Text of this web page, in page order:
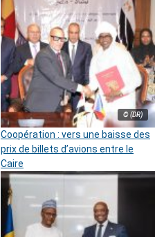
© (DR)
Coopération : vers une baisse des
prix de billets d’avions entre le
Caire